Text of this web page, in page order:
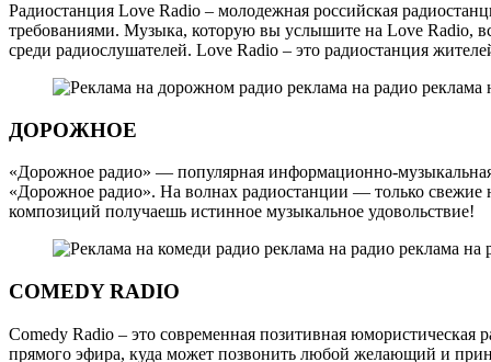
Радиостанция Love Radio – молодежная российская
требованиями. Музыка, которую вы услышите на Love Radio,
среди радиослушателей. Love Radio – это радиостанция
ДОРОЖНОЕ
«Дорожное радио» — популярная информационно-
«Дорожное радио». На волнах радиостанции — только свежие
композиций получаешь истинное музыкальное удовольствие!
COMEDY RADIO
Comedy Radio – это современная позитивная
прямого эфира, куда может позвонить любой желающий и